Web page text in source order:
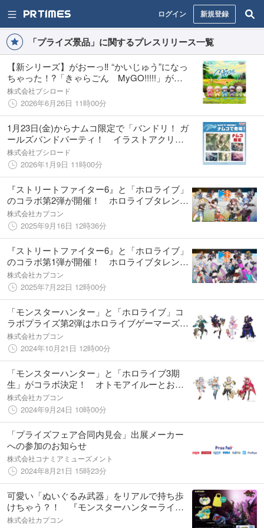
ログイン 新規登録
「プライズ景品」に関するプレスリリース一覧
【新シリーズ】がおーっ‼ “かいじゅう”になっ
ちゃった！?「きゃらごん MyGO!!!!!」が
2026年6月26日(金)より登場！
株式会社ブシロード
2026年6月26日 11時00分
1月23日(金)からナムコ限定で「バンドリ！ ガ
ールズバンドパーティ！ イラストアクリル
ボード MyGO!!!!! ver.」のプライズ景品が登
場！
株式会社ブシロード
2026年1月9日 11時00分
『ストリートファイター6』と「ホロライブ」
のコラボ第2弾が開催！ ホロライブタレント
がファイター達の元へ弟子入りし、特別な衣
装で登場！ 再び限定プライズ景品＆コラボ
カフェで盛り上がろう！
株式会社カプコン
2025年9月16日 12時36分
『ストリートファイター6』と「ホロライブ」
のコラボ第1弾が開催！ ホロライブタレント
がファイター達の元へ弟子入りし、特別な衣
装で登場！ 限定プライズ景品＆コラボカフ
ェで盛り上がろう！
株式会社カプコン
2025年7月22日 12時00分
「モンスターハンター」と「ホロライブ」コ
ラボプライズ第2弾はホロライブゲーマーズと
コラボ！ タレントが選んだオトモアイルー
衣装とお揃いの限定プライズ景品が登場！
株式会社カプコン
2024年10月21日 12時00分
「モンスターハンター」と「ホロライブ3期
生」がコラボ決定！ オトモアイルーとおそ
ろいの特別なコラボ衣装を纏った限定プライ
ズ景品がカプコンの直営店で登場！
株式会社カプコン
2024年9月24日 10時00分
「プライズフェア合同内見会」出展メーカー
への参加のお知らせ
株式会社コナミアミューズメント
2024年8月21日 15時23分
可愛い「ぬいぐるみ武器」をリアルで持ち歩
けちゃう？！ 『モンスターハンターライ
ズ：サンブレイク』から「ぬいぐるみ付きエ
株式会社カプコン